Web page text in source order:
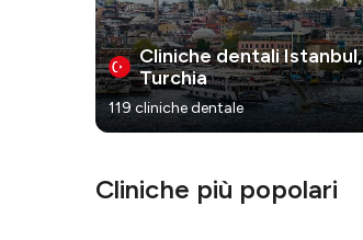
Cliniche dentali Istanbul,
Turchia
119 cliniche dentale
Cliniche più popolari